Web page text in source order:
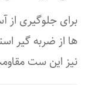
ها از ضربه گیر
نیز این ست